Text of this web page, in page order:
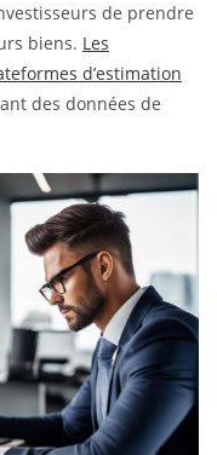
de prendre
biens. Les
d’estimation
des données de